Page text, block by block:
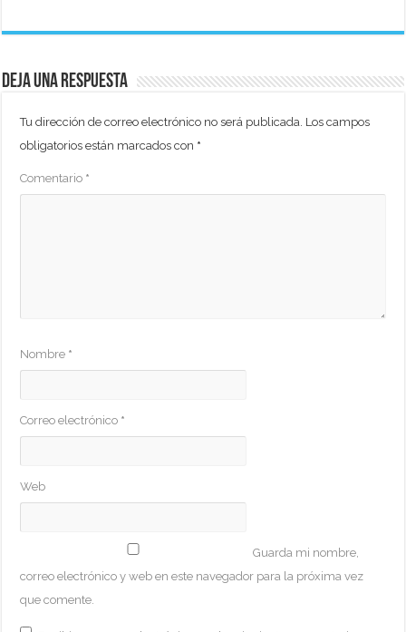
Deja una respuesta
Tu dirección de correo electrónico no será publicada. Los campos
obligatorios están marcados con *
Comentario *
Nombre *
Correo electrónico *
Web
Guarda mi nombre,
correo electrónico y web en este navegador para la próxima vez
que comente.